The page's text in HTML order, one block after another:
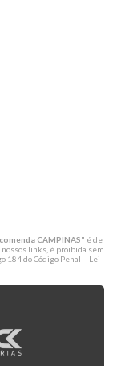
CAMPINAS" é de
links, é proibida sem
184 do Código Penal – Lei